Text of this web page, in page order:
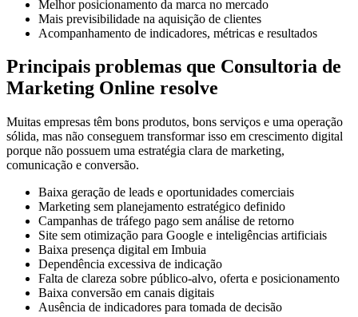
Melhor posicionamento da marca no mercado
Mais previsibilidade na aquisição de clientes
Acompanhamento de indicadores, métricas e resultados
Principais problemas que Consultoria de
Marketing Online resolve
Muitas empresas têm bons produtos, bons serviços e uma operação
sólida, mas não conseguem transformar isso em crescimento digital
porque não possuem uma estratégia clara de marketing,
comunicação e conversão.
Baixa geração de leads e oportunidades comerciais
Marketing sem planejamento estratégico definido
Campanhas de tráfego pago sem análise de retorno
Site sem otimização para Google e inteligências artificiais
Baixa presença digital em Imbuia
Dependência excessiva de indicação
Falta de clareza sobre público-alvo, oferta e posicionamento
Baixa conversão em canais digitais
Ausência de indicadores para tomada de decisão